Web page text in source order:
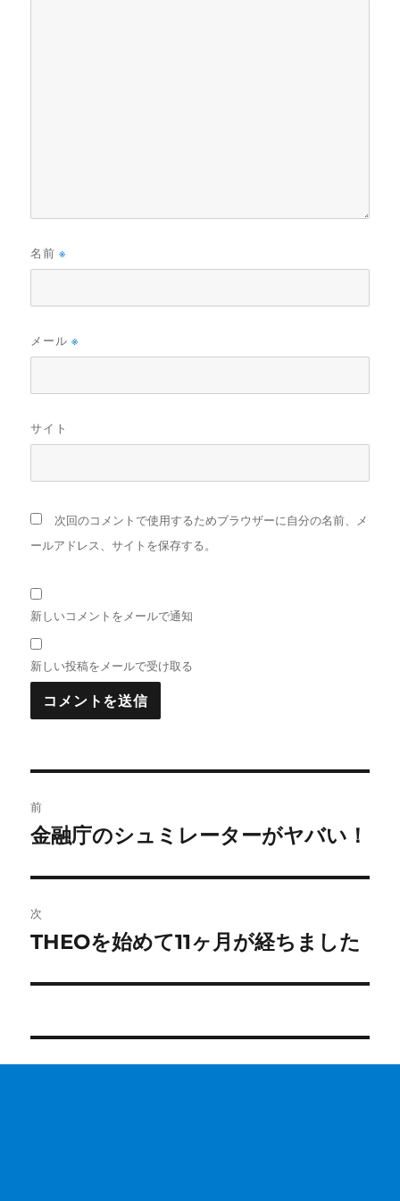
名前※
メール※
サイト
次回のコメントで使用するためブラウザーに自分の名前、メ
ールアドレス、サイトを保存する。
新しいコメントをメールで通知
新しい投稿をメールで受け取る
稿
ビ
ゲ
ー
前
前
投
稿:
金融庁のシュミレーターがヤバい！
次
次
投
THEOを始めて11ヶ月が経ちました